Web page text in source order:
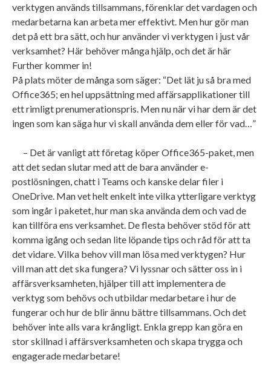
verktygen används tillsammans, förenklar det vardagen och
medarbetarna kan arbeta mer effektivt. Men hur gör man
det på ett bra sätt, och hur använder vi verktygen i just vår
verksamhet? Här behöver många hjälp, och det är här
Further kommer in!
På plats möter de många som säger: “Det lät ju så bra med
Office365; en hel uppsättning med affärsapplikationer till
ett rimligt prenumerationspris. Men nu när vi har dem är det
ingen som kan säga hur vi skall använda dem eller för vad…”
– Det är vanligt att företag köper Office365-paket, men
att det sedan slutar med att de bara använder e-
postlösningen, chatt i Teams och kanske delar filer i
OneDrive. Man vet helt enkelt inte vilka ytterligare verktyg
som ingår i paketet, hur man ska använda dem och vad de
kan tillföra ens verksamhet. De flesta behöver stöd för att
komma igång och sedan lite löpande tips och råd för att ta
det vidare. Vilka behov vill man lösa med verktygen? Hur
vill man att det ska fungera? Vi lyssnar och sätter oss in i
affärsverksamheten, hjälper till att implementera de
verktyg som behövs och utbildar medarbetare i hur de
fungerar och hur de blir ännu bättre tillsammans. Och det
behöver inte alls vara krångligt. Enkla grepp kan göra en
stor skillnad i affärsverksamheten och skapa trygga och
engagerade medarbetare!